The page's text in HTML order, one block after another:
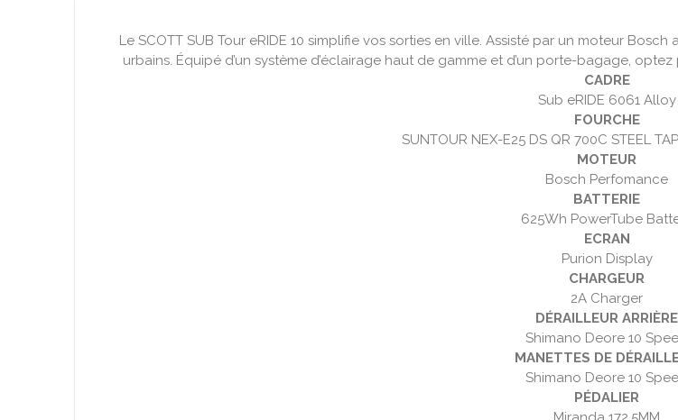
Le SCOTT SUB Tour eRIDE 10 simplifie vos sorties en ville. Assisté par un moteur
urbains. Équipé d’un système d’éclairage haut de gamme et d’un porte-bagage,
CADRE
Sub eRIDE 6061 Alloy
FOURCHE
SUNTOUR NEX-E25 DS QR 700C STEEL
MOTEUR
Bosch Perfomance
BATTERIE
625Wh PowerTube
ECRAN
Purion Display
CHARGEUR
2A Charger
DÉRAILLEUR ARRIÈRE
Shimano Deore 10
MANETTES DE
Shimano Deore 10
PÉDALIER